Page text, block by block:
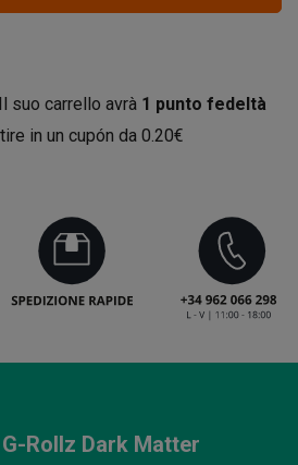
Il suo carrello avrà 1 punto fedeltà
in un cupón da 0.20€
Rollz Dark Matter